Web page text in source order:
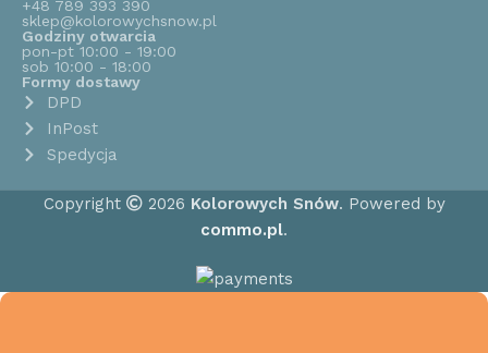
+48 789 393 390
sklep@kolorowychsnow.pl
Godziny otwarcia
pon-pt 10:00 - 19:00
sob 10:00 - 18:00
Formy dostawy
DPD
InPost
Spedycja
Copyright 2026 Kolorowych Snów. Powered by
commo.pl.